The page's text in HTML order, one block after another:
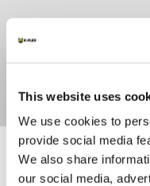
This website uses
We use cookies to
provide social media
We also share
our social media,
4mm